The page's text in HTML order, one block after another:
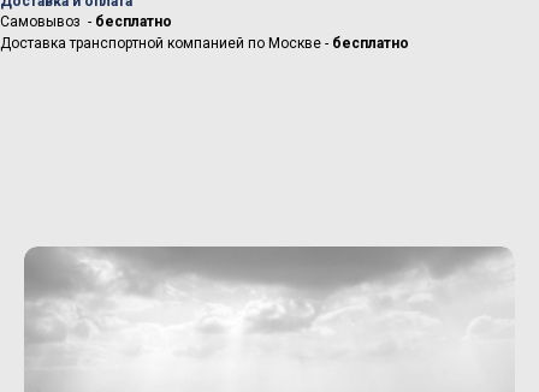
Самовывоз - бесплатно
Доставка транспортной компанией по Москве - бесплатно